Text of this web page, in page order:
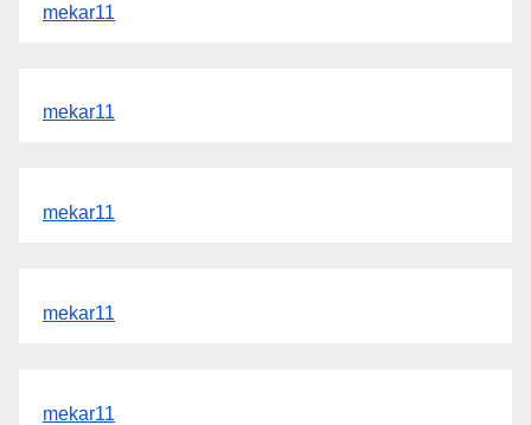
mekar11
mekar11
mekar11
mekar11
mekar11